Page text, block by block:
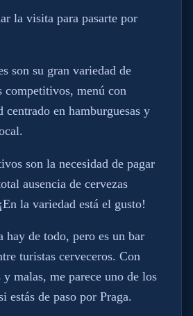
la visita para pasarte por
son su gran variedad de
competitivos, menú con
centrado en hamburguesas y
son la necesidad de pagar
ausencia de cervezas
la variedad está el gusto!
hay de todo, pero es un bar
turistas cerveceros. Con
y malas, me parece uno de los
estás de paso por Praga.